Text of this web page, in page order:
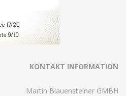
KONTAKT INFORMATION
Martin Blauensteiner GMBH